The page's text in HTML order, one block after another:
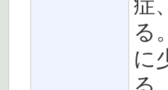
症
る
に